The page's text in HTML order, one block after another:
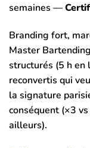
semaines —
Branding fort,
Master
structurés (5 h en
reconvertis qui
la signature
conséquent (×3 vs
ailleurs).